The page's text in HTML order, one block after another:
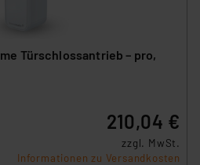
Türschlossantrieb – pro,
210,04 €
zzgl. MwSt.
Informationen zu Versandkosten